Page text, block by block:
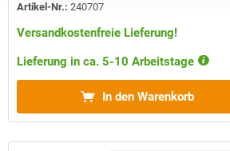
Artikel-Nr.:240707
Versandkostenfreie Lieferung!
Lieferung in ca. 5-10 Arbeitstage
In den Warenkorb